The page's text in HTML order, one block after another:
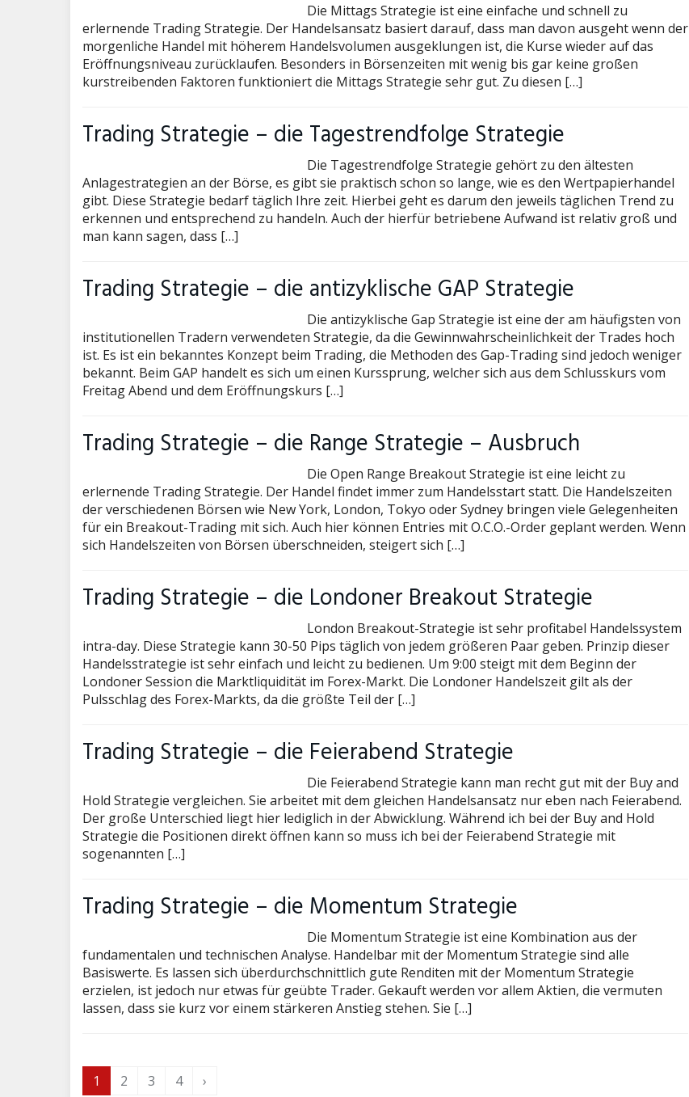
Die Mittags Strategie ist eine einfache und schnell zu
erlernende Trading Strategie. Der Handelsansatz basiert darauf, dass man davon ausgeht wenn der
morgenliche Handel mit höherem Handelsvolumen ausgeklungen ist, die Kurse wieder auf das
Eröffnungsniveau zurücklaufen. Besonders in Börsenzeiten mit wenig bis gar keine großen
kurstreibenden Faktoren funktioniert die Mittags Strategie sehr gut. Zu diesen […]
Trading Strategie – die Tagestrendfolge Strategie
Die Tagestrendfolge Strategie gehört zu den ältesten
Anlagestrategien an der Börse, es gibt sie praktisch schon so lange, wie es den Wertpapierhandel
gibt. Diese Strategie bedarf täglich Ihre zeit. Hierbei geht es darum den jeweils täglichen Trend zu
erkennen und entsprechend zu handeln. Auch der hierfür betriebene Aufwand ist relativ groß und
man kann sagen, dass […]
Trading Strategie – die antizyklische GAP Strategie
Die antizyklische Gap Strategie ist eine der am häufigsten von
institutionellen Tradern verwendeten Strategie, da die Gewinnwahrscheinlichkeit der Trades hoch
ist. Es ist ein bekanntes Konzept beim Trading, die Methoden des Gap-Trading sind jedoch weniger
bekannt. Beim GAP handelt es sich um einen Kurssprung, welcher sich aus dem Schlusskurs vom
Freitag Abend und dem Eröffnungskurs […]
Trading Strategie – die Range Strategie – Ausbruch
Die Open Range Breakout Strategie ist eine leicht zu
erlernende Trading Strategie. Der Handel findet immer zum Handelsstart statt. Die Handelszeiten
der verschiedenen Börsen wie New York, London, Tokyo oder Sydney bringen viele Gelegenheiten
für ein Breakout-Trading mit sich. Auch hier können Entries mit O.C.O.-Order geplant werden. Wenn
sich Handelszeiten von Börsen überschneiden, steigert sich […]
Trading Strategie – die Londoner Breakout Strategie
London Breakout-Strategie ist sehr profitabel Handelssystem
intra-day. Diese Strategie kann 30-50 Pips täglich von jedem größeren Paar geben. Prinzip dieser
Handelsstrategie ist sehr einfach und leicht zu bedienen. Um 9:00 steigt mit dem Beginn der
Londoner Session die Marktliquidität im Forex-Markt. Die Londoner Handelszeit gilt als der
Pulsschlag des Forex-Markts, da die größte Teil der […]
Trading Strategie – die Feierabend Strategie
Die Feierabend Strategie kann man recht gut mit der Buy and
Hold Strategie vergleichen. Sie arbeitet mit dem gleichen Handelsansatz nur eben nach Feierabend.
Der große Unterschied liegt hier lediglich in der Abwicklung. Während ich bei der Buy and Hold
Strategie die Positionen direkt öffnen kann so muss ich bei der Feierabend Strategie mit
sogenannten […]
Trading Strategie – die Momentum Strategie
Die Momentum Strategie ist eine Kombination aus der
fundamentalen und technischen Analyse. Handelbar mit der Momentum Strategie sind alle
Basiswerte. Es lassen sich überdurchschnittlich gute Renditen mit der Momentum Strategie
erzielen, ist jedoch nur etwas für geübte Trader. Gekauft werden vor allem Aktien, die vermuten
lassen, dass sie kurz vor einem stärkeren Anstieg stehen. Sie […]
1 2 3 4 ›